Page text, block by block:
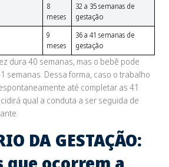
8
meses
32 a 35 semanas de
gestação
9
meses
36 a 41 semanas de
gestação
dura 40 semanas, mas o bebê pode
semanas. Dessa forma, caso o trabalho
até completar as 41
qual a conduta a ser seguida de
DA GESTAÇÃO: